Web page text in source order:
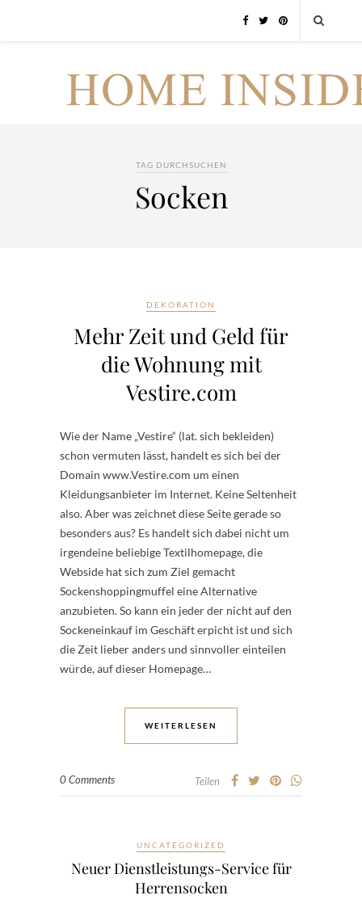
TAG DURCHSUCHEN
Socken
DEKORATION
Mehr Zeit und Geld für
die Wohnung mit
Vestire.com
Wie der Name „Vestire“ (lat. sich bekleiden)
schon vermuten lässt, handelt es sich bei der
Domain www.Vestire.com um einen
Kleidungsanbieter im Internet. Keine Seltenheit
also. Aber was zeichnet diese Seite gerade so
besonders aus? Es handelt sich dabei nicht um
irgendeine beliebige Textilhomepage, die
Webside hat sich zum Ziel gemacht
Sockenshoppingmuffel eine Alternative
anzubieten. So kann ein jeder der nicht auf den
Sockeneinkauf im Geschäft erpicht ist und sich
die Zeit lieber anders und sinnvoller einteilen
würde, auf dieser Homepage…
WEITERLESEN
0 Comments Teilen
UNCATEGORIZED
Neuer Dienstleistungs-Service für
Herrensocken